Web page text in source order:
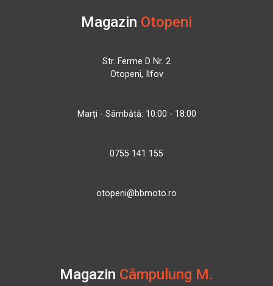
Magazin Otopeni
Str. Ferme D Nr. 2
Otopeni, Ilfov
Marți - Sâmbătă: 10:00 - 18:00
0755 141 155
otopeni@bbmoto.ro
Magazin Câmpulung M.